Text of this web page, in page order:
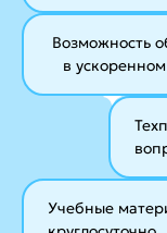
Возможность
в
Учебные